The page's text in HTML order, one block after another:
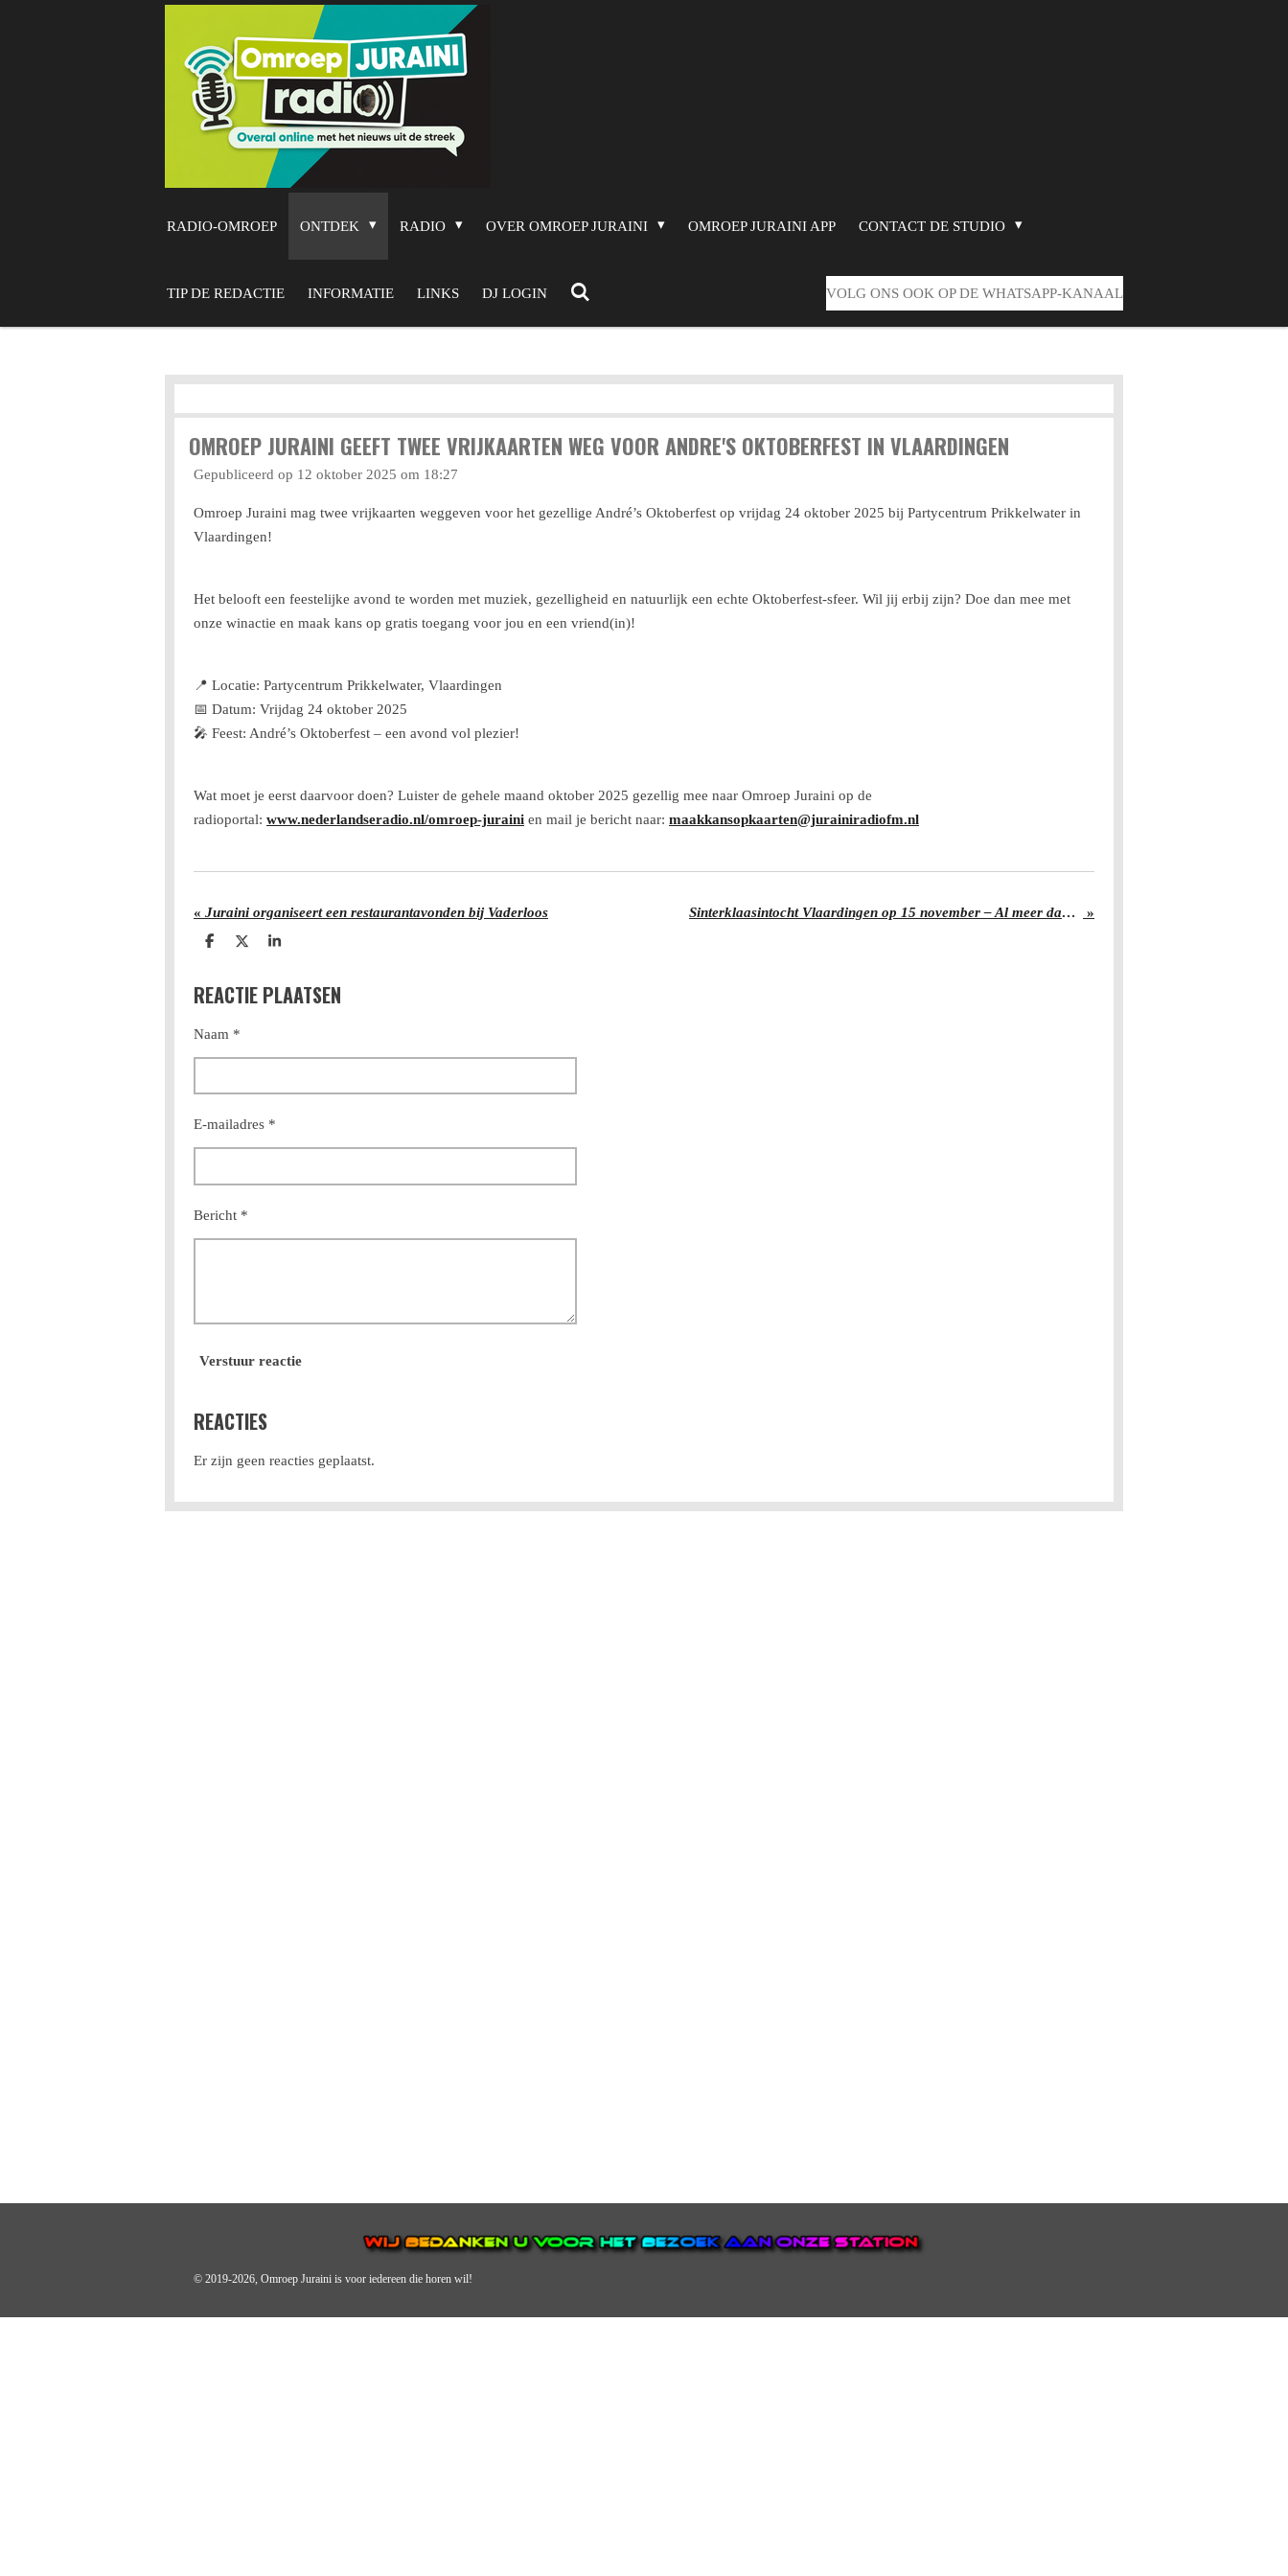
RADIO-OMROEP ONTDEK RADIO OVER OMROEP JURAINI OMROEP JURAINI APP CONTACT DE STUDIO
TIP DE REDACTIE INFORMATIE LINKS DJ LOGIN VOLG ONS OOK OP DE WHATSAPP-KANAAL
OMROEP JURAINI GEEFT TWEE VRIJKAARTEN WEG VOOR ANDRE'S OKTOBERFEST IN VLAARDINGEN
Gepubliceerd op 12 oktober 2025 om 18:27
Omroep Juraini mag twee vrijkaarten weggeven voor het gezellige André’s Oktoberfest op vrijdag 24 oktober 2025 bij Partycentrum Prikkelwater in
Vlaardingen!
Het belooft een feestelijke avond te worden met muziek, gezelligheid en natuurlijk een echte Oktoberfest-sfeer. Wil jij erbij zijn? Doe dan mee met
onze winactie en maak kans op gratis toegang voor jou en een vriend(in)!
📍 Locatie: Partycentrum Prikkelwater, Vlaardingen
📅 Datum: Vrijdag 24 oktober 2025
🎤 Feest: André’s Oktoberfest – een avond vol plezier!
Wat moet je eerst daarvoor doen? Luister de gehele maand oktober 2025 gezellig mee naar Omroep Juraini op de
radioportal: www.nederlandseradio.nl/omroep-juraini en mail je bericht naar: maakkansopkaarten@jurainiradiofm.nl
« Juraini organiseert een restaurantavonden bij Vaderloos Sinterklaasintocht Vlaardingen op 15 november – Al meer dan 50 jaar een feest voor de hele regio »
D
e
n
D
l
S
r
e
REACTIE PLAATSEN
Naam *
E-mailadres *
Bericht *
Verstuur reactie
REACTIES
Er zijn geen reacties geplaatst.
© 2019-2026, Omroep Juraini is voor iedereen die horen wil!